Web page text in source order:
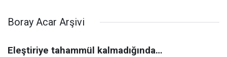
Boray Acar Arşivi
Eleştiriye tahammül kalmadığında…